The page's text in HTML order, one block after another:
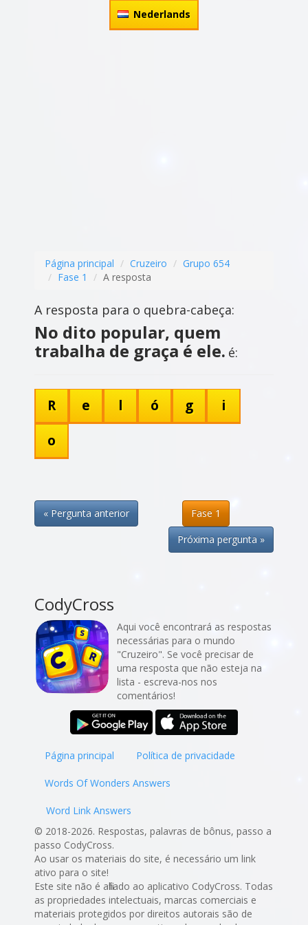
Nederlands
Página principal Cruzeiro
Grupo 654
Fase 1
A resposta
A resposta para o quebra-cabeça:
No dito popular, quem
trabalha de graça é ele. é:
R e l ó g
i
o
« Pergunta anterior
Fase 1
Próxima pergunta »
CodyCross
Aqui você encontrará as respostas
necessárias para o mundo
"Cruzeiro". Se você precisar de
uma resposta que não esteja na
lista - escreva-nos nos
comentários!
Página principal Política de privacidade
Words Of Wonders Answers
Word Link Answers
© 2018-2026. Respostas, palavras de bônus, passo a
passo CodyCross.
Ao usar os materiais do site, é necessário um link
ativo para o site!
Este site não é afiliado ao aplicativo CodyCross. Todas
as propriedades intelectuais, marcas comerciais e
materiais protegidos por direitos autorais são de